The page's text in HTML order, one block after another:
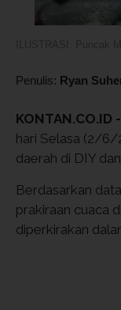
Penulis: Ryan
KONTAN.CO.ID -
hari Selasa (2/6/
daerah di DIY
Berdasarkan
prakiraan cuaca
diperkirakan